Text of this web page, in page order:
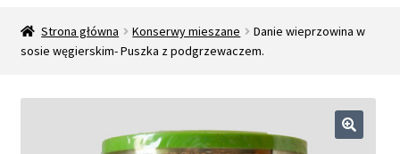
Konserwy
Zestawy
Dieta ketogeniczna
Strona główna Konserwy mieszane
Danie wieprzowina w
sosie węgierskim- Puszka z podgrzewaczem.